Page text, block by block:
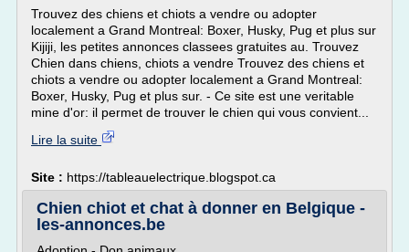
Trouvez des chiens et chiots a vendre ou adopter
localement a Grand Montreal: Boxer, Husky, Pug et plus sur
Kijiji, les petites annonces classees gratuites au. Trouvez
Chien dans chiens, chiots a vendre Trouvez des chiens et
chiots a vendre ou adopter localement a Grand Montreal:
Boxer, Husky, Pug et plus sur. - Ce site est une veritable
mine d'or: il permet de trouver le chien qui vous convient...
Lire la suite
Site : https://tableauelectrique.blogspot.ca
Chien chiot et chat à donner en Belgique -
les-annonces.be